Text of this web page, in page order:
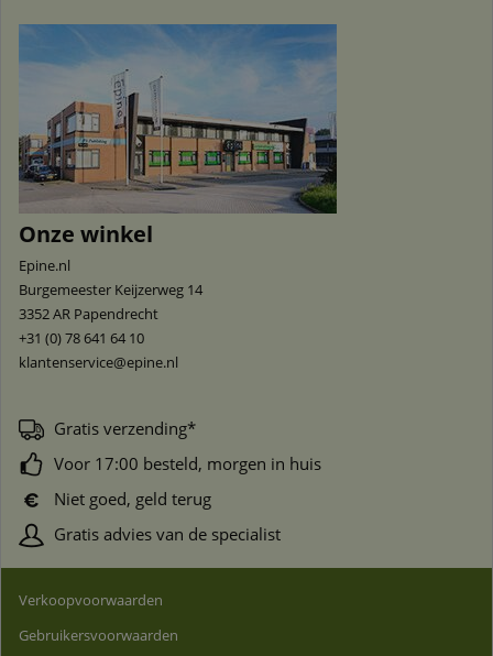
Onze winkel
Epine.nl
Burgemeester Keijzerweg 14
3352 AR Papendrecht
+31 (0) 78 641 64 10
klantenservice@epine.nl
Gratis verzending*
Voor 17:00 besteld, morgen in huis
Niet goed, geld terug
Gratis advies van de specialist
Verkoopvoorwaarden
Gebruikersvoorwaarden